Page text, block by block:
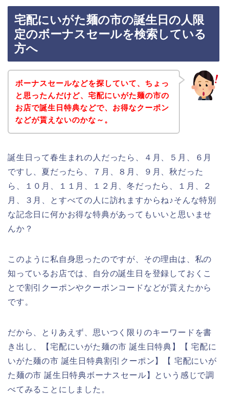
宅配にいがた麺の市の誕生日の人限
定のボーナスセールを検索している
方へ
ボーナスセールなどを探していて、ちょっ
と思ったんだけど、宅配にいがた麺の市の
お店で誕生日特典などで、お得なクーポン
などが貰えないのかな～。
誕生日って春生まれの人だったら、４月、５月、６月
ですし、夏だったら、７月、８月、９月、秋だった
ら、１０月、１１月、１２月、冬だったら、１月、２
月、３月、とすべての人に訪れますからね♪そんな特別
な記念日に何かお得な特典があってもいいと思いませ
んか？
このように私自身思ったのですが、その理由は、私の
知っているお店では、自分の誕生日を登録しておくこ
とで割引クーポンやクーポンコードなどが貰えたから
です。
だから、とりあえず、思いつく限りのキーワードを書
き出し、【宅配にいがた麺の市 誕生日特典】【 宅配に
いがた麺の市 誕生日特典割引クーポン】【 宅配にいが
た麺の市 誕生日特典ボーナスセール】という感じで調
べてみることにしました。